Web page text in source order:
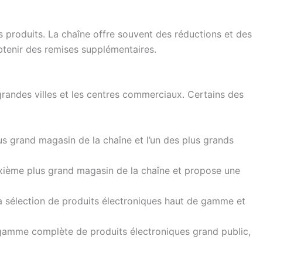
La chaîne offre souvent des réductions et des
des remises supplémentaires.
villes et les centres commerciaux. Certains des
grand magasin de la chaîne et l’un des plus grands
plus grand magasin de la chaîne et propose une
de produits électroniques haut de gamme et
complète de produits électroniques grand public,